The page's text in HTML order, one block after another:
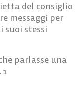
del consiglio
messaggi per
suoi stessi
parlasse una
1